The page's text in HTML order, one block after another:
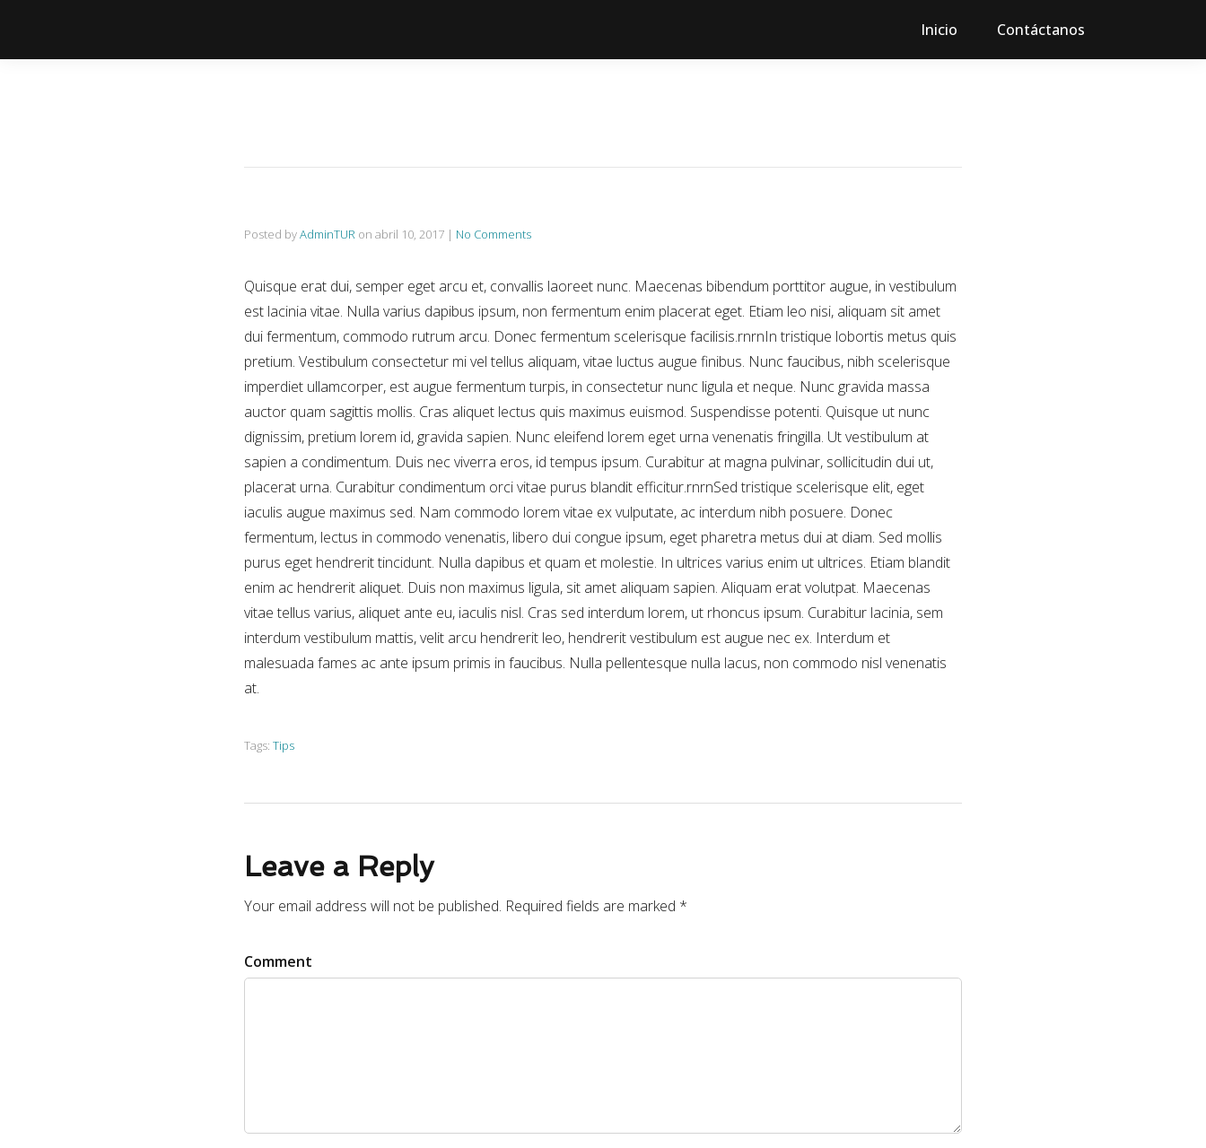
Inicio Contáctanos
Posted byAdminTUR on abril 10, 2017 | No Comments
Quisque erat dui, semper eget arcu et, convallis laoreet nunc. Maecenas bibendum porttitor augue, in vestibulum
est lacinia vitae. Nulla varius dapibus ipsum, non fermentum enim placerat eget. Etiam leo nisi, aliquam sit amet
dui fermentum, commodo rutrum arcu. Donec fermentum scelerisque facilisis.rnrnIn tristique lobortis metus quis
pretium. Vestibulum consectetur mi vel tellus aliquam, vitae luctus augue finibus. Nunc faucibus, nibh scelerisque
imperdiet ullamcorper, est augue fermentum turpis, in consectetur nunc ligula et neque. Nunc gravida massa
auctor quam sagittis mollis. Cras aliquet lectus quis maximus euismod. Suspendisse potenti. Quisque ut nunc
dignissim, pretium lorem id, gravida sapien. Nunc eleifend lorem eget urna venenatis fringilla. Ut vestibulum at
sapien a condimentum. Duis nec viverra eros, id tempus ipsum. Curabitur at magna pulvinar, sollicitudin dui ut,
placerat urna. Curabitur condimentum orci vitae purus blandit efficitur.rnrnSed tristique scelerisque elit, eget
iaculis augue maximus sed. Nam commodo lorem vitae ex vulputate, ac interdum nibh posuere. Donec
fermentum, lectus in commodo venenatis, libero dui congue ipsum, eget pharetra metus dui at diam. Sed mollis
purus eget hendrerit tincidunt. Nulla dapibus et quam et molestie. In ultrices varius enim ut ultrices. Etiam blandit
enim ac hendrerit aliquet. Duis non maximus ligula, sit amet aliquam sapien. Aliquam erat volutpat. Maecenas
vitae tellus varius, aliquet ante eu, iaculis nisl. Cras sed interdum lorem, ut rhoncus ipsum. Curabitur lacinia, sem
interdum vestibulum mattis, velit arcu hendrerit leo, hendrerit vestibulum est augue nec ex. Interdum et
malesuada fames ac ante ipsum primis in faucibus. Nulla pellentesque nulla lacus, non commodo nisl venenatis
at.
Tags: Tips
Leave a Reply
Your email address will not be published. Required fields are marked *
Comment